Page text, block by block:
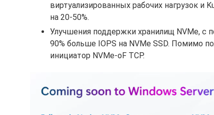
виртуализированных рабочих нагрузок и
на 20-50%.
Улучшения поддержки хранилищ NVMe, с
90% больше IOPS на NVMe SSD. Помимо
инициатор NVMe-oF TCP.